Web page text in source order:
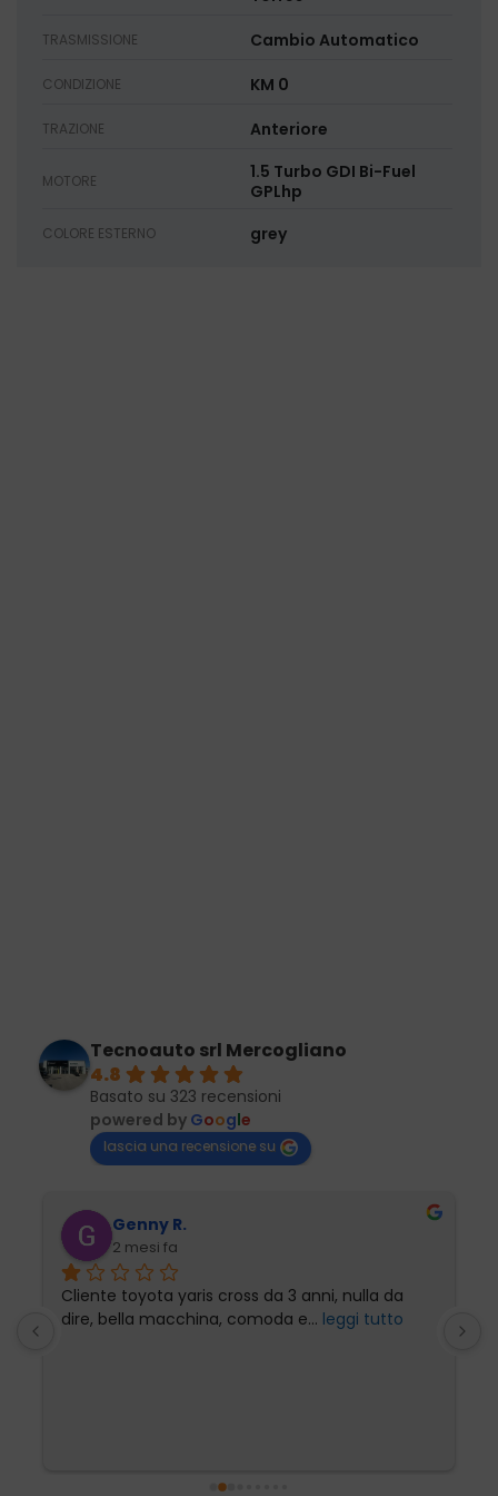
TRASMISSIONE Cambio Automatico
CONDIZIONE KM 0
TRAZIONE Anteriore
MOTORE
1.5 Turbo GDI Bi-Fuel
GPLhp
COLORE ESTERNO grey
Tecnoauto srl Mercogliano
4.8
Basato su 323 recensioni
powered by Google
lascia una recensione su
Genny R.
2 mesi fa
Cliente toyota yaris cross da 3 anni, nulla da
dire, bella macchina, comoda e... leggi tutto